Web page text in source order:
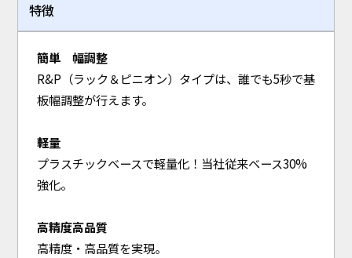
特徴
簡単 幅調整
R&P（ラック＆ピニオン）タイプは、誰でも5秒で基
板幅調整が行えます。
軽量
プラスチックベースで軽量化！当社従来ベース30%
強化。
高精度高品質
高精度・高品質を実現。